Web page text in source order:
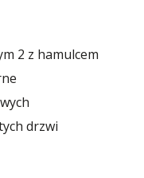
2 z hamulcem
97 mm
drzwi